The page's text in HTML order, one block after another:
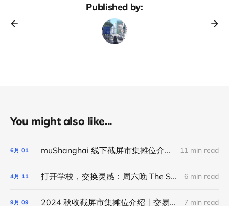
Published by:
You might also like...
6月 01 muShanghai 线下截屏市集摊位介绍丨交易截屏，交换灵感 11 min read
4月 11 打开学校，交换灵感：周六晚 The School Project 线上结业市集 6 min read
9月 09 2024 秋收截屏市集摊位介绍丨交易截屏，交换灵感 7 min read